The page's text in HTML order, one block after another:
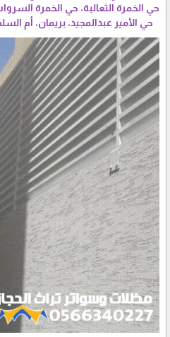
حي الخمرة الثعالبة، حي الخمرة
حي الأمير عبدالمجيد، بريمان، أم